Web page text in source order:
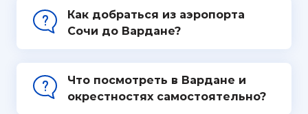
Как добраться из аэропорта
Сочи до Вардане?
Что посмотреть в Вардане и
окрестностях самостоятельно?